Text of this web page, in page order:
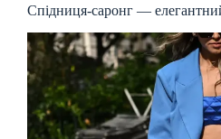
Спідниця-саронг —